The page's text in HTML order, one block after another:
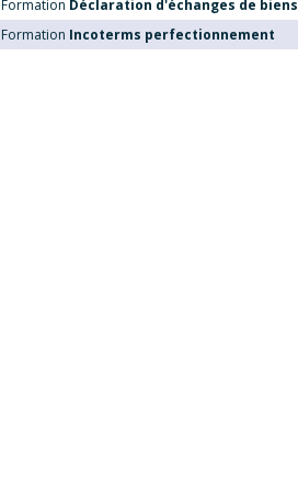
Formation Déclaration d'échanges de biens
Formation Incoterms perfectionnement